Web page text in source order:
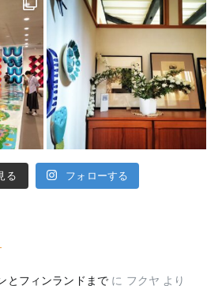
る フォローする
とフィンランドまで に フクヤ より